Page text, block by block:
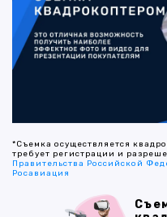
*Съемка осуществляется
требует регистрации и
Правительства Российской
Росавиация